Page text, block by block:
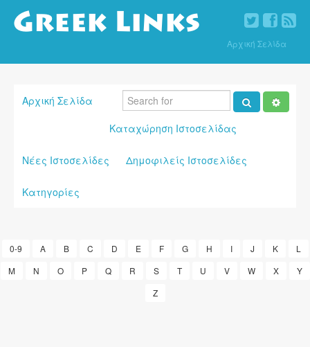
Αρχική Σελίδα
Αρχική Σελίδα
Καταχώρηση Ιστοσελίδας
Νέες Ιστοσελίδες Δημοφιλείς Ιστοσελίδες
Κατηγορίες
0-9 A B C D E F G H I J K
L
M
N O P Q R S T U V W X
Y
Z